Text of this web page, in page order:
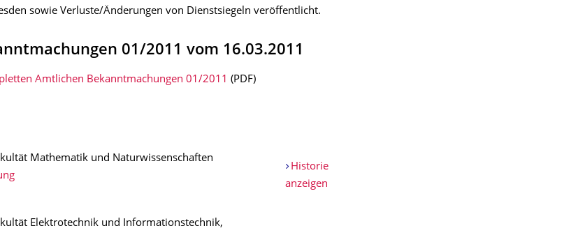
sowie Verluste/Änderungen von Dienstsiegeln veröffentlicht.
01/2011 vom 16.03.2011
Amtlichen Bekanntmachungen 01/2011 (PDF)
Mathematik und Naturwissenschaften
Historie
anzeigen
Elektrotechnik und Informationstechnik,